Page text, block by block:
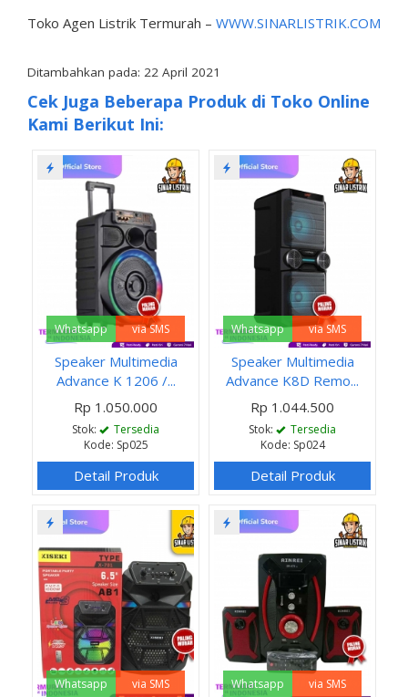
Toko Agen Listrik Termurah – WWW.SINARLISTRIK.COM
Ditambahkan pada: 22 April 2021
Cek Juga Beberapa Produk di Toko Online
Kami Berikut Ini:
Whatsapp via SMS
Speaker Multimedia
Advance K 1206 /...
Rp 1.050.000
Stok:
Tersedia
Kode: Sp025
Detail Produk
Whatsapp via SMS
Speaker Multimedia
Advance K8D Remo...
Rp 1.044.500
Stok:
Tersedia
Kode: Sp024
Detail Produk
Whatsapp via SMS Whatsapp via SMS